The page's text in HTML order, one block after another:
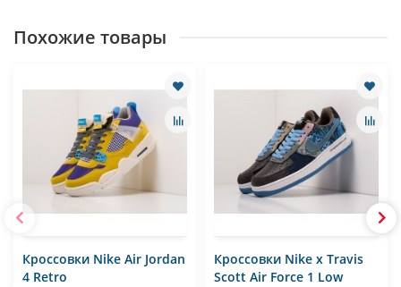
Похожие товары
Кроссовки Nike Air Jordan
4 Retro
Кроссовки Nike x Travis
Scott Air Force 1 Low